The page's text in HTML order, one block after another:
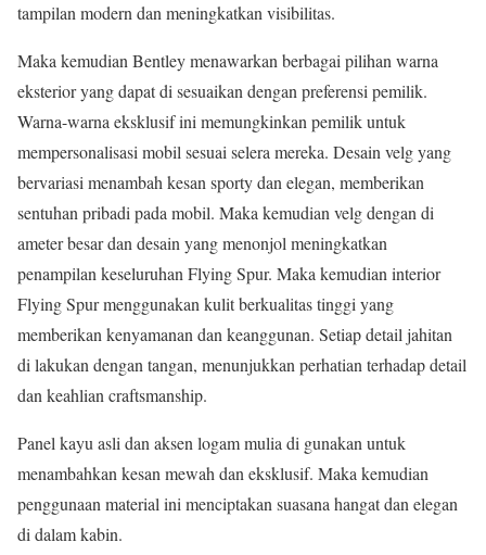
tampilan modern dan meningkatkan visibilitas.
Maka kemudian Bentley menawarkan berbagai pilihan warna
eksterior yang dapat di sesuaikan dengan preferensi pemilik.
Warna-warna eksklusif ini memungkinkan pemilik untuk
mempersonalisasi mobil sesuai selera mereka. Desain velg yang
bervariasi menambah kesan sporty dan elegan, memberikan
sentuhan pribadi pada mobil. Maka kemudian velg dengan di
ameter besar dan desain yang menonjol meningkatkan
penampilan keseluruhan Flying Spur. Maka kemudian interior
Flying Spur menggunakan kulit berkualitas tinggi yang
memberikan kenyamanan dan keanggunan. Setiap detail jahitan
di lakukan dengan tangan, menunjukkan perhatian terhadap detail
dan keahlian craftsmanship.
Panel kayu asli dan aksen logam mulia di gunakan untuk
menambahkan kesan mewah dan eksklusif. Maka kemudian
penggunaan material ini menciptakan suasana hangat dan elegan
di dalam kabin.